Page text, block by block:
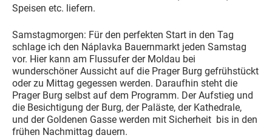
Speisen etc. liefern.
Samstagmorgen: Für den perfekten Start in den Tag
schlage ich den Náplavka Bauernmarkt jeden Samstag
vor. Hier kann am Flussufer der Moldau bei
wunderschöner Aussicht auf die Prager Burg gefrühstückt
oder zu Mittag gegessen werden. Daraufhin steht die
Prager Burg selbst auf dem Programm. Der Aufstieg und
die Besichtigung der Burg, der Paläste, der Kathedrale,
und der Goldenen Gasse werden mit Sicherheit bis in den
frühen Nachmittag dauern.